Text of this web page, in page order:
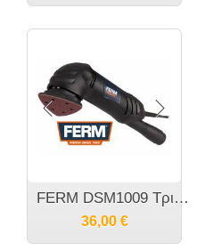
FERM DSM1009 Τριβείο Δέλτα 280 Watt
36,00 €